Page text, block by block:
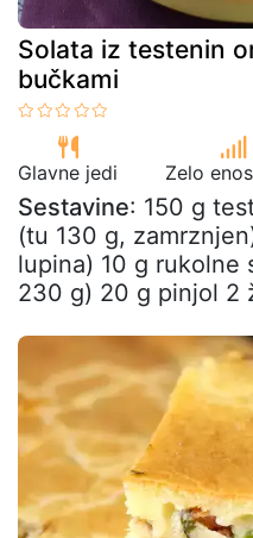
Solata iz testenin
bučkami
Glavne jedi Zelo
Sestavine: 150 g
(tu 130 g,
lupina) 10 g rukolne
230 g) 20 g pinjol 2